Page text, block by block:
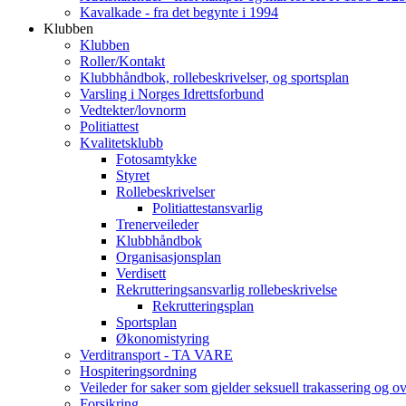
Kavalkade - fra det begynte i 1994
Klubben
Klubben
Roller/Kontakt
Klubbhåndbok, rollebeskrivelser, og sportsplan
Varsling i Norges Idrettsforbund
Vedtekter/lovnorm
Politiattest
Kvalitetsklubb
Fotosamtykke
Styret
Rollebeskrivelser
Politiattestansvarlig
Trenerveileder
Klubbhåndbok
Organisasjonsplan
Verdisett
Rekrutteringsansvarlig rollebeskrivelse
Rekrutteringsplan
Sportsplan
Økonomistyring
Verditransport - TA VARE
Hospiteringsordning
Veileder for saker som gjelder seksuell trakassering og